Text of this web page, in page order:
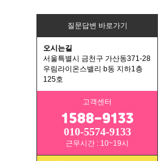
질문답변 바로가기
오시는길
서울특별시 금천구 가산동371-28
우림라이온스밸리 b동 지하1층
125호
고객센터
1588-9133
010-5574-9133
근무시간 : 10~19시